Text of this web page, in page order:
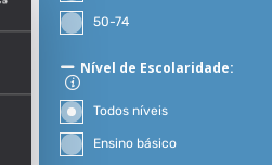
50-74
Nível de Escolaridade:
Todos níveis
Ensino básico